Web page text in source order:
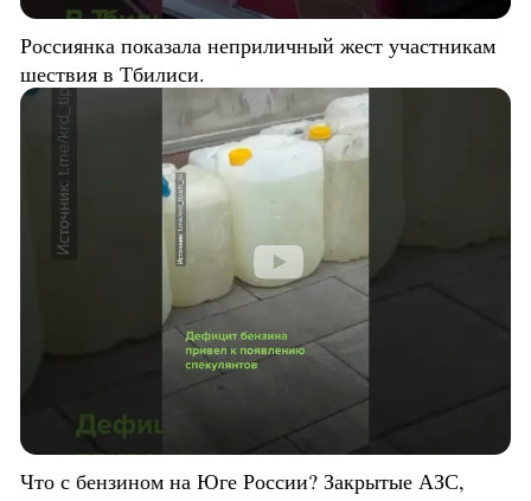
Россиянка показала неприличный жест участникам
шествия в Тбилиси.
Что с бензином на Юге России? Закрытые АЗС,